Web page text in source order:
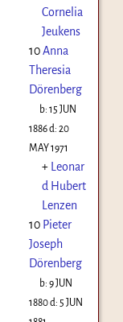
Cornelia
Jeukens
10Anna
Theresia
Dörenberg
b:15 JUN
1886d: 20
MAY 1971
+ Leonar
d Hubert
Lenzen
10 Pieter
Joseph
Dörenberg
b:9 JUN
1880d: 5 JUN